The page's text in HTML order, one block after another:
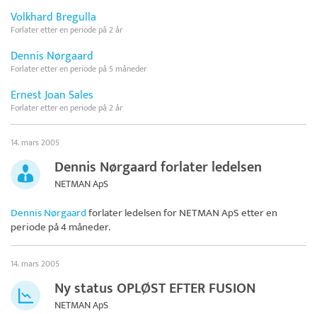
Volkhard Bregulla
Forlater etter en periode på 2 år
Dennis Nørgaard
Forlater etter en periode på 5 måneder
Ernest Joan Sales
Forlater etter en periode på 2 år
14. mars 2005
Dennis Nørgaard forlater ledelsen
NETMAN ApS
Dennis Nørgaardforlater ledelsen forNETMAN ApSetter en
periode på 4 måneder.
14. mars 2005
Ny status OPLØST EFTER FUSION
NETMAN ApS